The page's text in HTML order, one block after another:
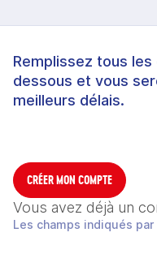
Remplissez tous
dessous et vous
meilleurs délais.
CRÉER MON COMPTE
Vous avez déjà un
Les champs indiqués